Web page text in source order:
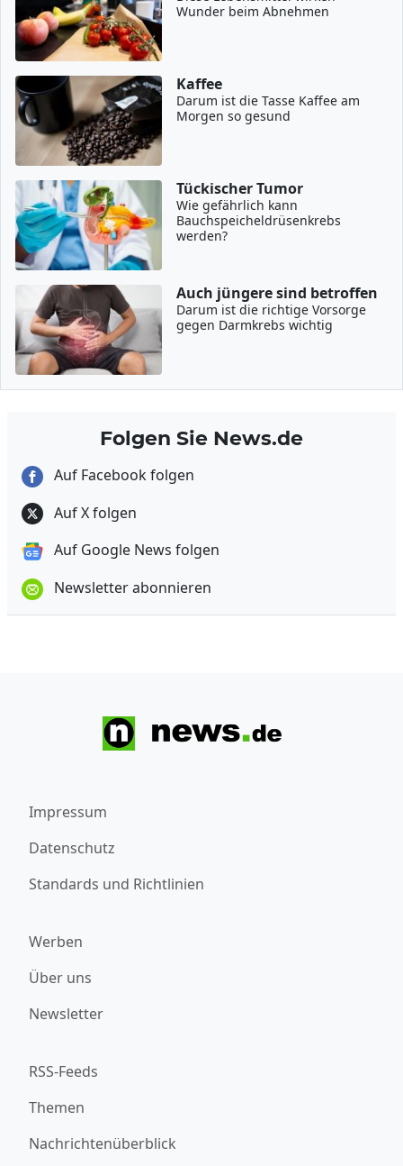
Wunder beim Abnehmen
Kaffee
Darum ist die Tasse Kaffee am
Morgen so gesund
Tückischer Tumor
Wie gefährlich kann
Bauchspeicheldrüsenkrebs
werden?
Auch jüngere sind betroffen
Darum ist die richtige Vorsorge
gegen Darmkrebs wichtig
Folgen Sie News.de
Auf Facebook folgen
Auf X folgen
Auf Google News folgen
Newsletter abonnieren
Impressum
Datenschutz
Standards und Richtlinien
Werben
Über uns
Newsletter
RSS-Feeds
Themen
Nachrichtenüberblick